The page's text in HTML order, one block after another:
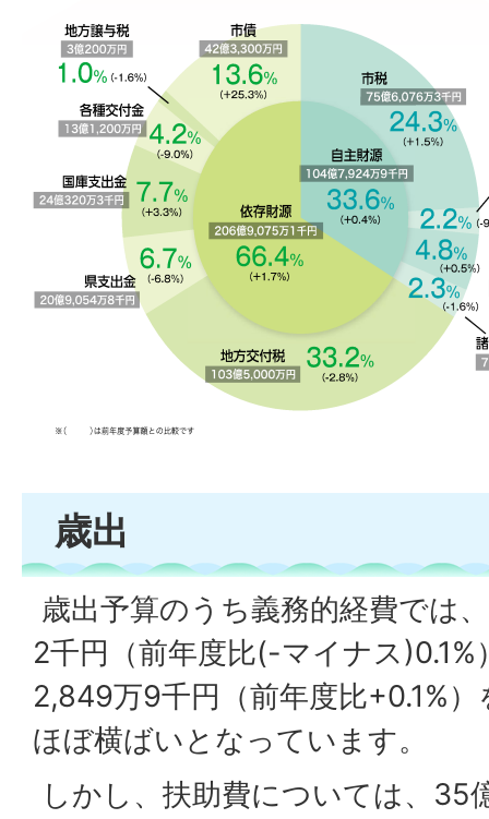
歳出
歳出予算のうち義務的経費では
2千円（前年度比(-マイナス
2,849万9千円（前年度比+0.1%
ほぼ横ばいとなっています。
しかし、扶助費については、35